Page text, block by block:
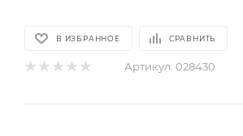
В ИЗБРАННОЕ СРАВНИТЬ
Артикул: 028430